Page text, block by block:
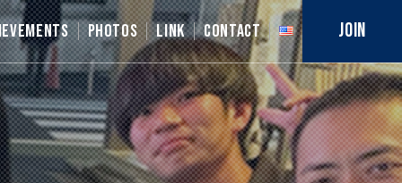
PHOTOS LINK CONTACT JOIN